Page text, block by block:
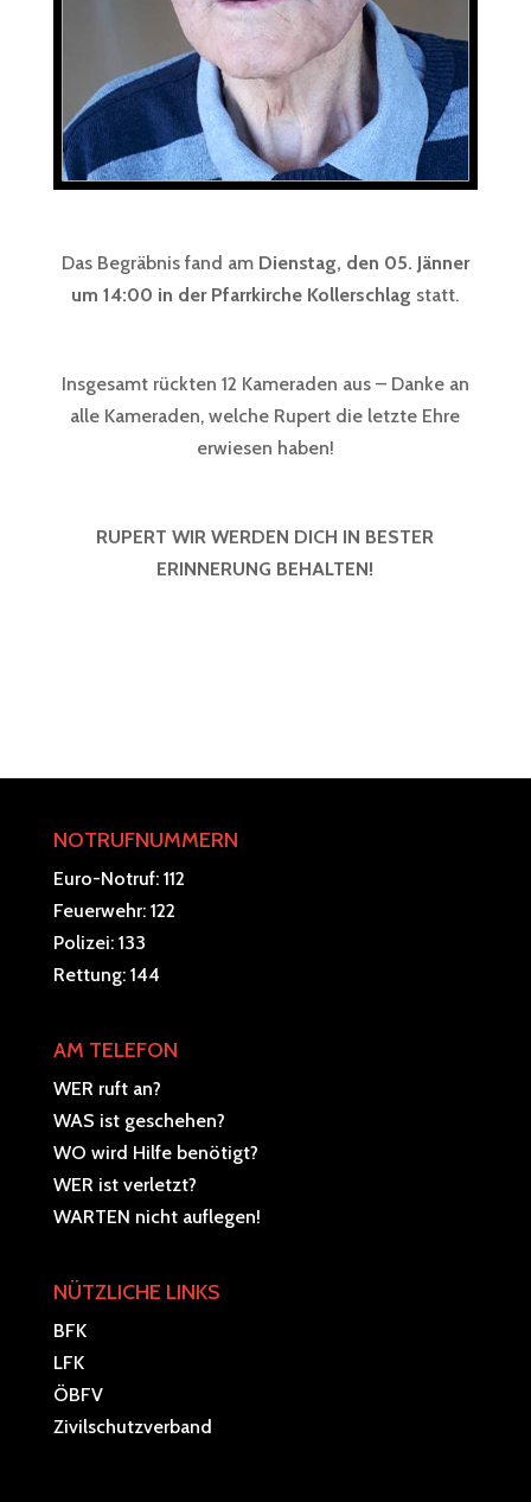
Das Begräbnis fand am Dienstag, den 05. Jänner
um 14:00 in der Pfarrkirche Kollerschlag statt.
Insgesamt rückten 12 Kameraden aus – Danke an
alle Kameraden, welche Rupert die letzte Ehre
erwiesen haben!
RUPERT WIR WERDEN DICH IN BESTER
ERINNERUNG BEHALTEN!
NOTRUFNUMMERN
Euro-Notruf: 112
Feuerwehr: 122
Polizei: 133
Rettung: 144
AM TELEFON
WER ruft an?
WAS ist geschehen?
WO wird Hilfe benötigt?
WER ist verletzt?
WARTEN nicht auflegen!
NÜTZLICHE LINKS
BFK
LFK
ÖBFV
Zivilschutzverband